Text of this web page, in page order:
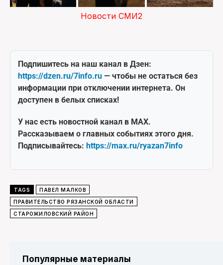
Новости СМИ2
Подпишитесь на наш канал в Дзен:
https://dzen.ru/7info.ru — чтобы не остаться без
информации при отключении интернета. Он
доступен в белых списках!
У нас есть новостной канал в MAX.
Рассказываем о главных событиях этого дня.
Подписывайтесь: https://max.ru/ryazan7info
TAGS
ПАВЕЛ МАЛКОВ
ПРАВИТЕЛЬСТВО РЯЗАНСКОЙ ОБЛАСТИ
СТАРОЖИЛОВСКИЙ РАЙОН
Популярные материалы